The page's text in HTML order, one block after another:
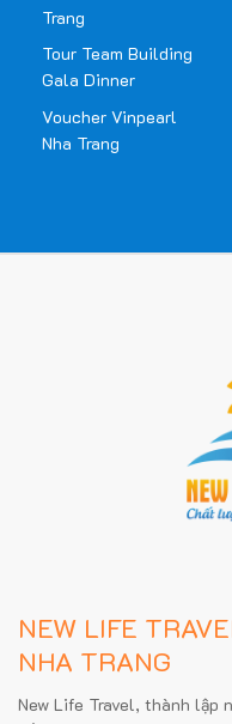
Trang
Tour Team Building
Gala Dinner
Voucher Vinpearl
Nha Trang
NEW LIFE
NHA TRANG
New Life Travel, thành lập